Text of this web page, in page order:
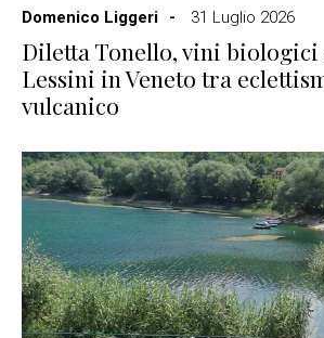
Domenico Liggeri
31 Luglio 2026
Diletta Tonello, vini
Lessini in Veneto tra
vulcanico